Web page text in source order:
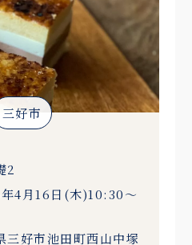
三好市
2
4月16日(木)10:30〜
三好市池田町西山中塚